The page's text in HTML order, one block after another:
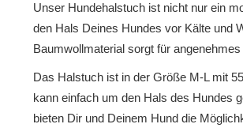
Unser Hundehalstuch ist nicht nur ein
den Hals Deines Hundes vor Kälte und
Baumwollmaterial sorgt für
Das Halstuch ist in der Größe M-L mit
kann einfach um den Hals des Hundes
bieten Dir und Deinem Hund die